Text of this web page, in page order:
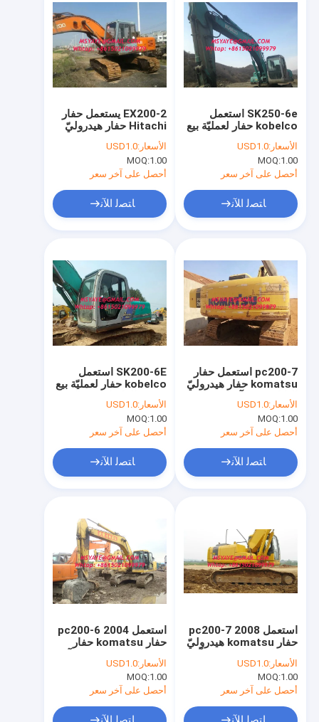
منتجات
معلومات عنا
جولة في المعمل
اطلب اقتباس
يستعمل محرك آلة تمهيد
يستعمل حفار لعمليّة بيع
آلات الطرق المستعملة
طريق بكرة دكاك
تخليص شاحنة لعمليّة بيع
EX200-2 يستعمل حفار
Hitachi حفار هيدروليّ
ex200-6
الأسعار:USD1.0
MOQ:1.00
أحصل على آخر سعر
ﺎﺘﺼﻟ ﺍﻶﻧ
SK250-6e استعمل
kobelco حفار لعمليّة بيع
يحفر machin
الأسعار:USD1.0
MOQ:1.00
أحصل على آخر سعر
ﺎﺘﺼﻟ ﺍﻶﻧ
SK200-6E استعمل
kobelco حفار لعمليّة بيع
قبرص الدانمارك مملكة
المتحدة ألمانيا فرنسا
الأسعار:USD1.0
MOQ:1.00
أحصل على آخر سعر
ﺎﺘﺼﻟ ﺍﻶﻧ
pc200-7 استعمل حفار
komatsu حفار هيدروليّ
اليابان يحفر آلة 2008
الأسعار:USD1.0
MOQ:1.00
أحصل على آخر سعر
ﺎﺘﺼﻟ ﺍﻶﻧ
استعمل pc200-6 2004
حفار komatsu حفار
الأسعار:USD1.0
MOQ:1.00
أحصل على آخر سعر
استعمل pc200-7 2008
حفار komatsu هيدروليّ
الأسعار:USD1.0
MOQ:1.00
أحصل على آخر سعر